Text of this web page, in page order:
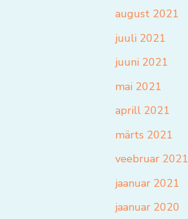
august 2021
juuli 2021
juuni 2021
mai 2021
aprill 2021
märts 2021
veebruar 2021
jaanuar 2021
jaanuar 2020